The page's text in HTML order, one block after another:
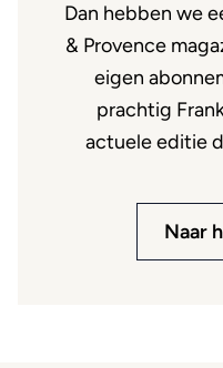
Dan hebben we
& Provence
eigen
prachtig
actuele editie
Naar